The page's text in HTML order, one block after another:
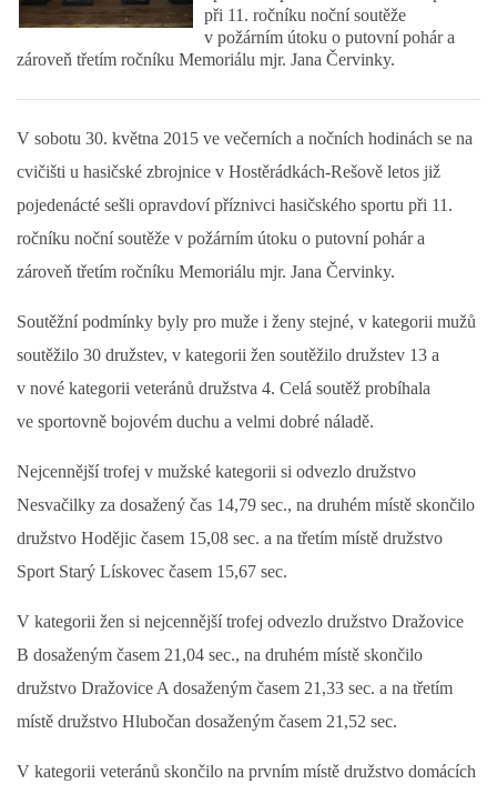
MLADÍ HASIČI
ZÁSAHOVÁ JEDNOTKA
DRUŽSTVO MUŽŮ
KONTAKT
VÝROČNÍ ZPRÁVY
DOTACE POSKYTNUTÁ Z ROZPOČTU JIHOMORAVSKÉHO
KRAJE
JEDNOTNÝ SYSTÉM VAROVÁNÍ A VYROZUMĚNÍ
OBYVATELSTVA ČR
VÝBOR SDH
KALENDÁŘ SDH
při 11. ročníku noční soutěže
v požárním útoku o putovní pohár a
zároveň třetím ročníku Memoriálu mjr. Jana Červinky.
V sobotu 30. května 2015 ve večerních a nočních hodinách se na
cvičišti u hasičské zbrojnice v Hostěrádkách-Rešově letos již
pojedenácté sešli opravdoví příznivci hasičského sportu při 11.
ročníku noční soutěže v požárním útoku o putovní pohár a
zároveň třetím ročníku Memoriálu mjr. Jana Červinky.
Soutěžní podmínky byly pro muže i ženy stejné, v kategorii mužů
soutěžilo 30 družstev, v kategorii žen soutěžilo družstev 13 a
v nové kategorii veteránů družstva 4. Celá soutěž probíhala
ve sportovně bojovém duchu a velmi dobré náladě.
Nejcennější trofej v mužské kategorii si odvezlo družstvo
Nesvačilky za dosažený čas 14,79 sec., na druhém místě skončilo
družstvo Hodějic časem 15,08 sec. a na třetím místě družstvo
Sport Starý Lískovec časem 15,67 sec.
V kategorii žen si nejcennější trofej odvezlo družstvo Dražovice
B dosaženým časem 21,04 sec., na druhém místě skončilo
družstvo Dražovice A dosaženým časem 21,33 sec. a na třetím
místě družstvo Hlubočan dosaženým časem 21,52 sec.
V kategorii veteránů skončilo na prvním místě družstvo domácích